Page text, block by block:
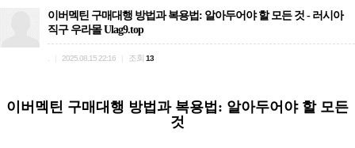
이버멕틴 구매대행 방법과 복용법: 알아두어야 할 모든 것 - 러시아
직구 우라몰 Ulag9.top
2025.08.15 22:16 조회 13
이버멕틴 구매대행 방법과 복용법: 알아두어야 할 모든
것